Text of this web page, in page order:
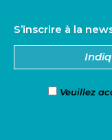
S’inscrire à la
Veuillez